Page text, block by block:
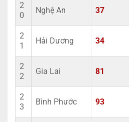
2
0
Nghệ An 37
2
1
Hải Dương 34
2
2
Gia Lai 81
2
3
Bình Phước 93